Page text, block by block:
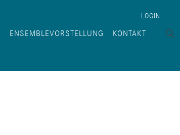
LOGIN
ENSEMBLEVORSTELLUNG KONTAKT